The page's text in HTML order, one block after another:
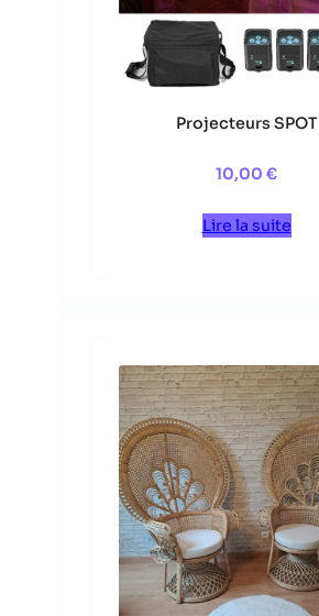
Projecteurs SPOT
10,00 €
Lire la suite